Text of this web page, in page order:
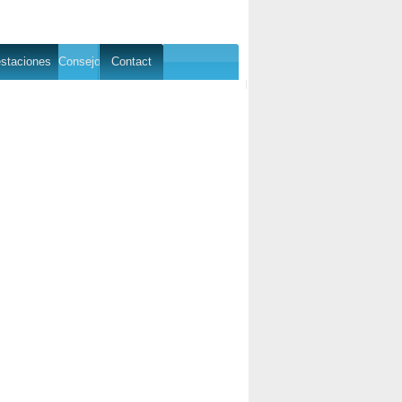
Consejo Contact